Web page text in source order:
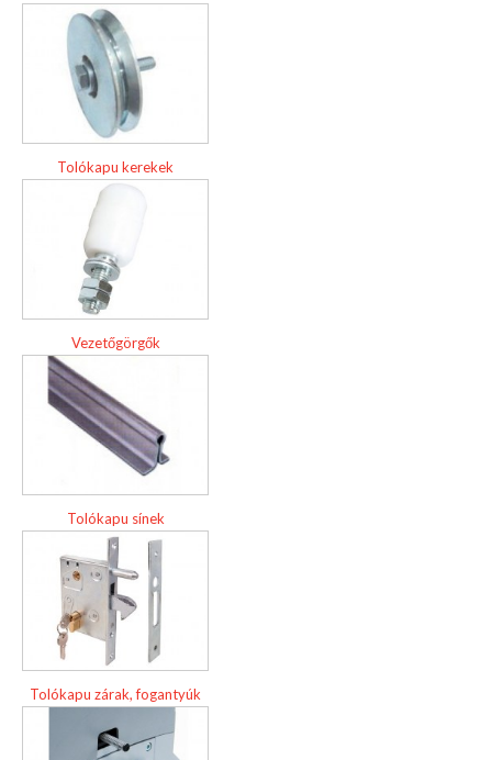
Tolókapu kerekek
Vezetőgörgők
Tolókapu sínek
Tolókapu zárak, fogantyúk